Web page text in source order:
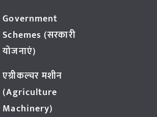
Government
Schemes (सरकारी
योजनाएं)
एग्रीकल्चर मशीन
(Agriculture
Machinery)